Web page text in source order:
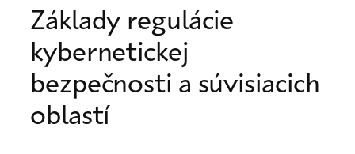
Základy regulácie
kybernetickej
bezpečnosti a súvisiacich
oblastí